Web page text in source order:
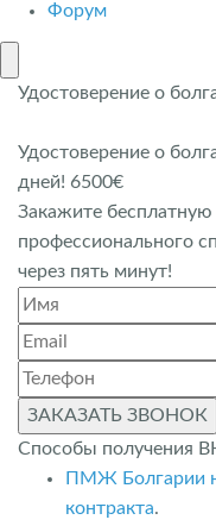
Форум
Удостоверение о
Удостоверение о
дней! 6500€
Закажите
профессионального
через пять минут!
ЗАКАЗАТЬ ЗВОНОК
Способы
ПМЖ Болгарии
контракта.